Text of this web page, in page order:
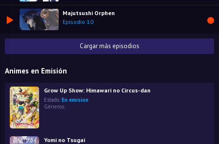
Majutsushi Orphen
Episodio 10
Cargar más episodios
Animes en Emisión
Grow Up Show: Himawari no Circus-dan
Estado: En emision
Géneros:
Yomi no Tsugai